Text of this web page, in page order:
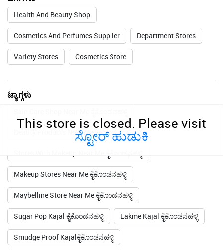
This store is closed. Please visit
ಸ್ಟೋರ್ ಹುಡುಕಿ
Health And Beauty Shop
Cosmetics And Perfumes Supplier Department Stores
Variety Stores Cosmetics Store
ಟ್ಯಾಗ್ಗಳು
Beauty Products Near Me ಕೈಕೊಂಡನಹಳ್ಳಿ
Makeup Stores Near Me ಕೈಕೊಂಡನಹಳ್ಳಿ
Maybelline Store Near Me ಕೈಕೊಂಡನಹಳ್ಳಿ
Sugar Pop Kajal ಕೈಕೊಂಡನಹಳ್ಳಿ Lakme Kajal ಕೈಕೊಂಡನಹಳ್ಳಿ
Smudge Proof Kajalಕೈಕೊಂಡನಹಳ್ಳಿ